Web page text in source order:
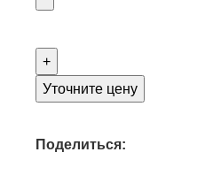
Уточните цену
Поделиться: